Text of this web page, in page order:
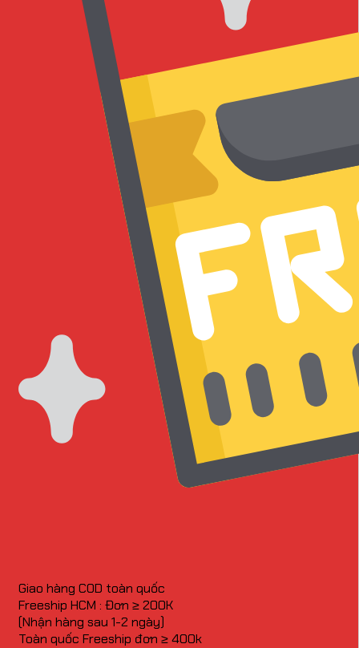
Giao hàng COD toàn quốc
Freeship HCM : Đơn ≥ 200K
(Nhận hàng sau 1-2 ngày)
Toàn quốc Freeship đơn ≥ 400k